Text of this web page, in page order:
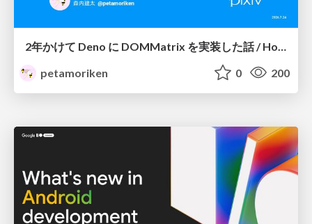
petamoriken
0 200